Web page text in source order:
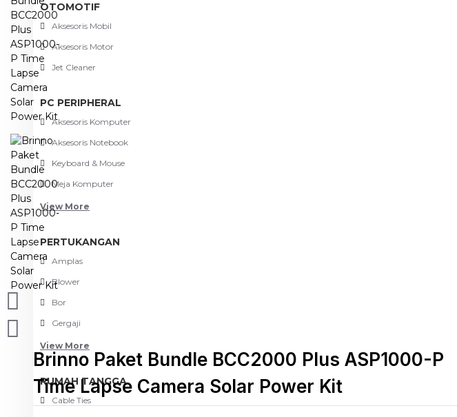
OTOMOTIF
Aksesoris Mobil
Aksesoris Motor
Jet Cleaner
PC PERIPHERAL
Aksesoris Komputer
Aksesoris Notebook
Keyboard & Mouse
Meja Komputer
View More
PERTUKANGAN
Amplas
Blower
Bor
Gergaji
View More
RUMAH TANGGA
Cable Ties
Brinno Paket Bundle BCC2000 Plus ASP1000-P
Time Lapse Camera Solar Power Kit